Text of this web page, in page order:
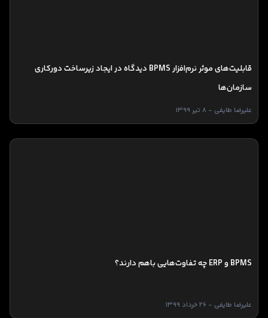
قابلیت‌های موثر نرم‌افزار BPMS دیدگاه در ایجاد زیرساخت دورکاری
سازمان‌ها
علیرضا طایفی - 8 تیر 1399
BPMS و ERP چه تفاوت‌هایی باهم دارند؟
علیرضا طایفی - 26 خرداد 1399